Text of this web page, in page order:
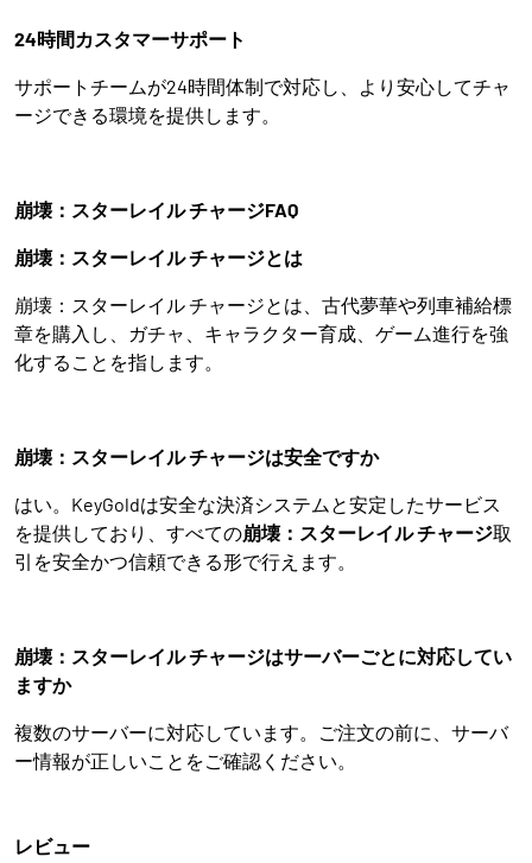
24時間カスタマーサポート
サポートチームが24時間体制で対応し、より安心してチャ
ージできる環境を提供します。
崩壊：スターレイル チャージFAQ
崩壊：スターレイル チャージとは
崩壊：スターレイル チャージとは、古代夢華や列車補給標
章を購入し、ガチャ、キャラクター育成、ゲーム進行を強
化することを指します。
崩壊：スターレイル チャージは安全ですか
はい。KeyGoldは安全な決済システムと安定したサービス
を提供しており、すべての崩壊：スターレイル チャージ取
引を安全かつ信頼できる形で行えます。
崩壊：スターレイル チャージはサーバーごとに対応してい
ますか
複数のサーバーに対応しています。ご注文の前に、サーバ
ー情報が正しいことをご確認ください。
レビュー